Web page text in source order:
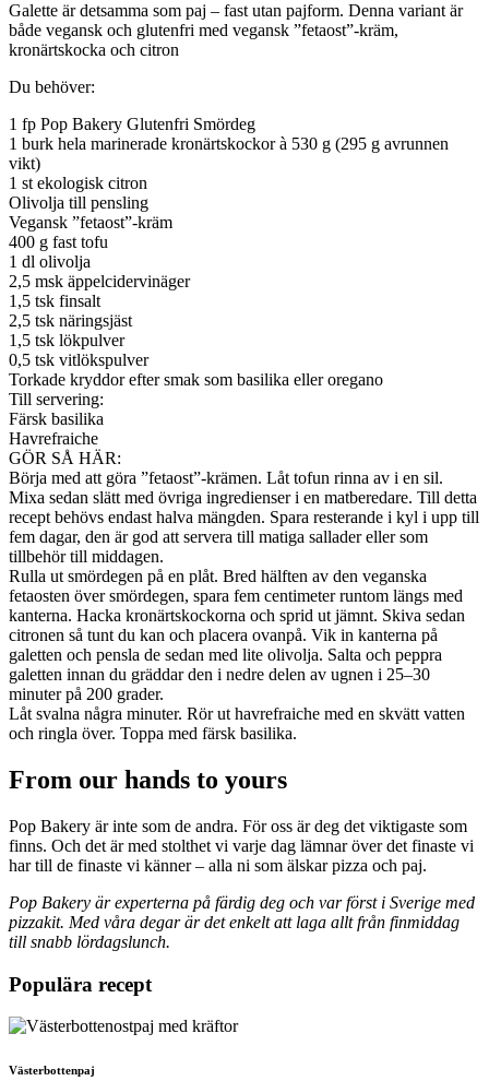
Galette är detsamma som paj – fast utan pajform. Denna variant är
både vegansk och glutenfri med vegansk ”fetaost”-kräm,
kronärtskocka och citron
Du behöver:
1 fp Pop Bakery Glutenfri Smördeg
1 burk hela marinerade kronärtskockor à 530 g (295 g avrunnen
vikt)
1 st ekologisk citron
Olivolja till pensling
Vegansk ”fetaost”-kräm
400 g fast tofu
1 dl olivolja
2,5 msk äppelcidervinäger
1,5 tsk finsalt
2,5 tsk näringsjäst
1,5 tsk lökpulver
0,5 tsk vitlökspulver
Torkade kryddor efter smak som basilika eller oregano
Till servering:
Färsk basilika
Havrefraiche
GÖR SÅ HÄR:
Börja med att göra ”fetaost”-krämen. Låt tofun rinna av i en sil.
Mixa sedan slätt med övriga ingredienser i en matberedare. Till detta
recept behövs endast halva mängden. Spara resterande i kyl i upp till
fem dagar, den är god att servera till matiga sallader eller som
tillbehör till middagen.
Rulla ut smördegen på en plåt. Bred hälften av den veganska
fetaosten över smördegen, spara fem centimeter runtom längs med
kanterna. Hacka kronärtskockorna och sprid ut jämnt. Skiva sedan
citronen så tunt du kan och placera ovanpå. Vik in kanterna på
galetten och pensla de sedan med lite olivolja. Salta och peppra
galetten innan du gräddar den i nedre delen av ugnen i 25–30
minuter på 200 grader.
Låt svalna några minuter. Rör ut havrefraiche med en skvätt vatten
och ringla över. Toppa med färsk basilika.
From our hands to yours
Pop Bakery är inte som de andra. För oss är deg det viktigaste som
finns. Och det är med stolthet vi varje dag lämnar över det finaste vi
har till de finaste vi känner – alla ni som älskar pizza och paj.
Pop Bakery är experterna på färdig deg och var först i Sverige med
pizzakit. Med våra degar är det enkelt att laga allt från finmiddag
till snabb lördagslunch.
Populära recept
Västerbottenpaj